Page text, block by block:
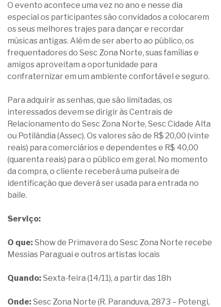
O evento acontece uma vez no ano e nesse dia
especial os participantes são convidados a colocarem
os seus melhores trajes para dançar e recordar
músicas antigas. Além de ser aberto ao público, os
frequentadores do Sesc Zona Norte, suas famílias e
amigos aproveitam a oportunidade para
confraternizar em um ambiente confortável e seguro.
Para adquirir as senhas, que são limitadas, os
interessados devem se dirigir às Centrais de
Relacionamento do Sesc Zona Norte, Sesc Cidade Alta
ou Potilândia (Assec). Os valores são de R$ 20,00 (vinte
reais) para comerciários e dependentes e R$ 40,00
(quarenta reais) para o público em geral. No momento
da compra, o cliente receberá uma pulseira de
identificação que deverá ser usada para entrada no
baile.
Serviço:
O que: Show de Primavera do Sesc Zona Norte recebe
Messias Paraguai e outros artistas locais
Quando: Sexta-feira (14/11), a partir das 18h
Onde: Sesc Zona Norte (R. Paranduva, 2873 – Potengi,